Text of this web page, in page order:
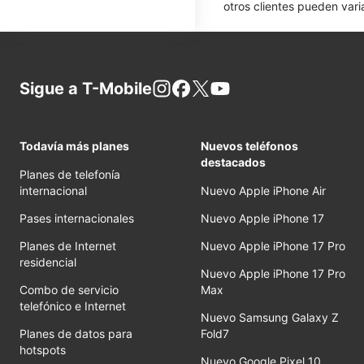
otros clientes pueden